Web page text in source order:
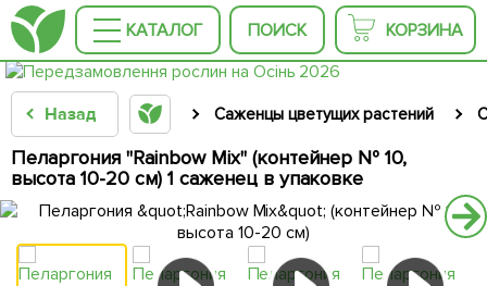
КАТАЛОГ ПОИСК КОРЗИНА
Назад Саженцы цветущих растений
Пеларгония "Rainbow Mix" (контейнер № 10,
высота 10-20 см) 1 саженец в упаковке